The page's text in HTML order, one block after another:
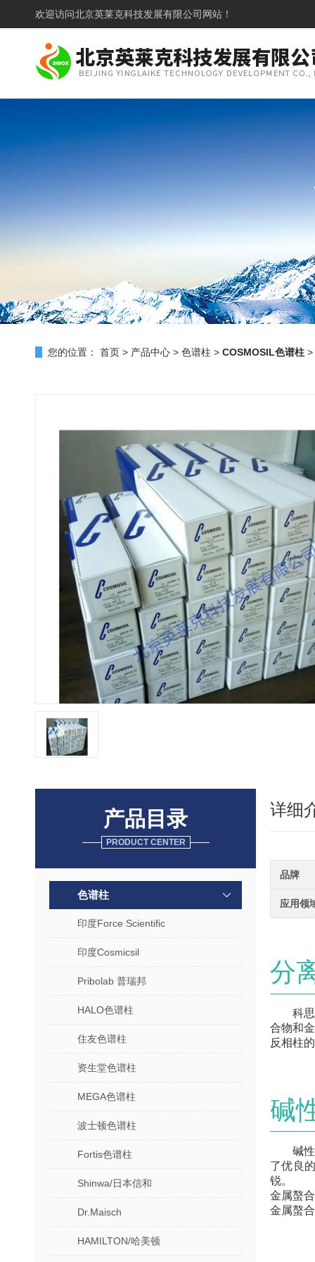
欢迎访问北京英莱克科技发展有限公司网站！
您的位置： 首页 > 产品中心 > 色谱柱 > COSMOSIL色谱柱 >
产品目录
PRODUCT CENTER
色谱柱
印度Force Scientific
印度Cosmicsil
Pribolab 普瑞邦
HALO色谱柱
住友色谱柱
资生堂色谱柱
MEGA色谱柱
波士顿色谱柱
Fortis色谱柱
Shinwa/日本信和
Dr.Maisch
HAMILTON/哈美顿
详细
品牌
应用领
分
科
合物和
反相柱
碱
碱
了优良
锐。
金属螯
金属螯